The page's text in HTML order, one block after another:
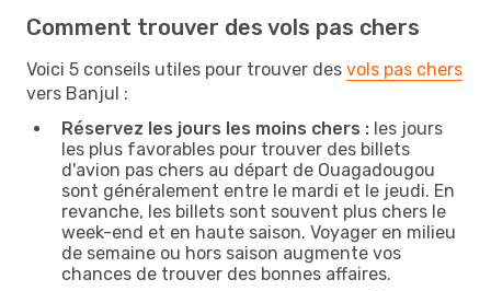
Comment trouver des vols pas chers
Voici 5 conseils utiles pour trouver des vols pas chers
vers Banjul :
Réservez les jours les moins chers : les jours
les plus favorables pour trouver des billets
d'avion pas chers au départ de Ouagadougou
sont généralement entre le mardi et le jeudi. En
revanche, les billets sont souvent plus chers le
week-end et en haute saison. Voyager en milieu
de semaine ou hors saison augmente vos
chances de trouver des bonnes affaires.